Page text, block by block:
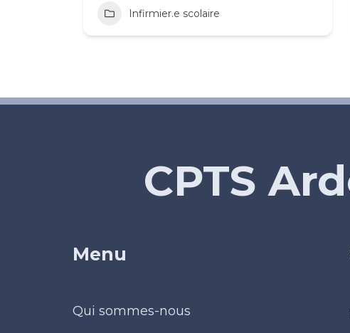
Infirmier.e scolaire
CPTS
Menu
Qui sommes-nous